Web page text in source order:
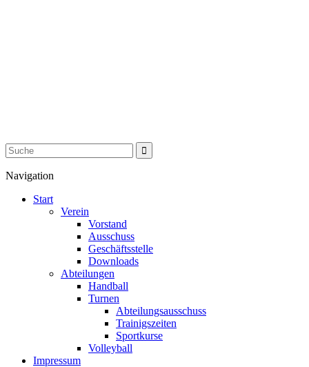
Navigation
Start
Verein
Vorstand
Ausschuss
Geschäftsstelle
Downloads
Abteilungen
Handball
Turnen
Abteilungsausschuss
Trainigszeiten
Sportkurse
Volleyball
Impressum